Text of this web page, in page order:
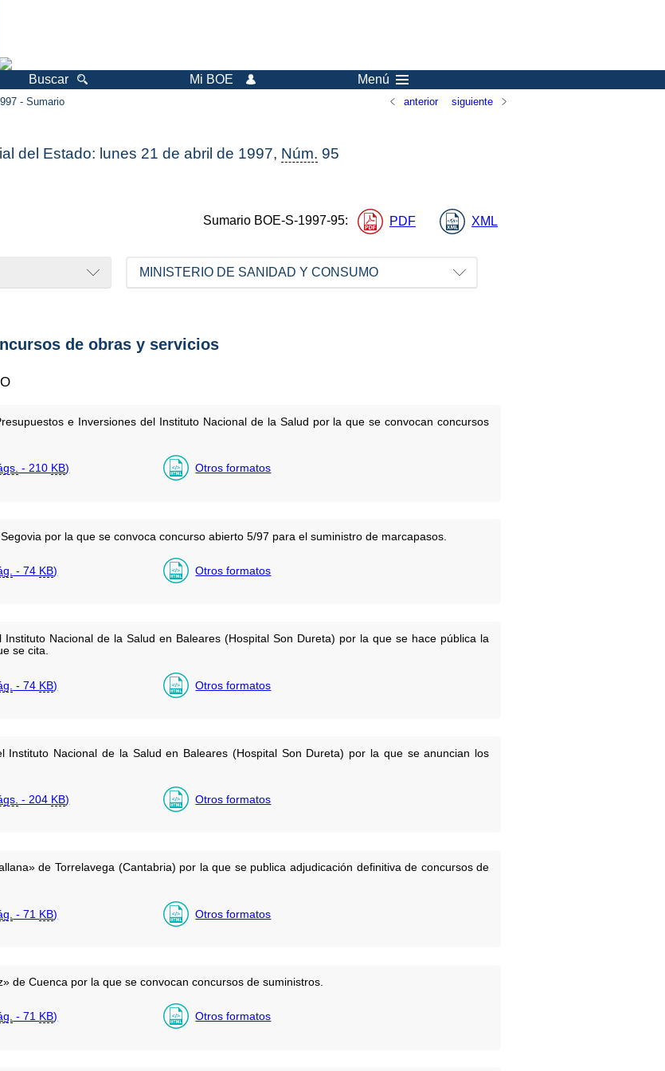
Buscar Mi BOE Menú
- Sumario anterior siguiente
del Estado: lunes 21 de abril de 1997, Núm. 95
Sumario BOE-S-1997-95: PDF XML
MINISTERIO DE SANIDAD Y CONSUMO
de obras y servicios
e Inversiones del Instituto Nacional de la Salud por la que se convocan concursos
- 210 KB) Otros formatos
por la que se convoca concurso abierto 5/97 para el suministro de marcapasos.
- 74 KB) Otros formatos
Instituto Nacional de la Salud en Baleares (Hospital Son Dureta) por la que se hace pública la
se cita.
- 74 KB) Otros formatos
Instituto Nacional de la Salud en Baleares (Hospital Son Dureta) por la que se anuncian los
- 204 KB) Otros formatos
de Torrelavega (Cantabria) por la que se publica adjudicación definitiva de concursos de
- 71 KB) Otros formatos
de Cuenca por la que se convocan concursos de suministros.
- 71 KB) Otros formatos